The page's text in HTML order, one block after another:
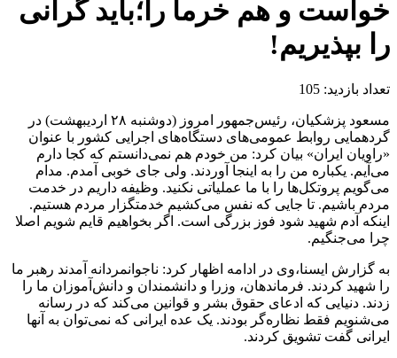
خواست و هم خرما را؛باید گرانی
را بپذیریم!
تعداد بازدید: 105
مسعود پزشکیان، رئیس‌جمهور امروز (دوشنبه ۲۸ اردیبهشت) در
گردهمایی روابط عمومی‌های دستگاه‌های اجرایی کشور با عنوان
«راویان ایران» بیان کرد: من خودم هم نمی‌دانستم که کجا دارم
می‌آیم. یکباره من را به اینجا آوردند. ولی جای خوبی آمدم. مدام
می‌گویم پروتکل‌ها را با ما عملیاتی نکنید. وظیفه داریم در خدمت
مردم باشیم. تا جایی که نفس می‌کشیم خدمتگزار مردم هستیم.
اینکه آدم شهید شود فوز بزرگی است. اگر بخواهیم قایم شویم اصلا
چرا می‌جنگیم.
به گزارش ایسنا،وی در ادامه اظهار کرد: ناجوانمردانه آمدند رهبر ما
را شهید کردند. فرماندهان، وزرا و دانشمندان و دانش‌آموزان ما را
زدند. دنیایی که ادعای حقوق بشر و قوانین می‌کند که در رسانه
می‌شنویم فقط نظاره‌گر بودند. یک عده ایرانی که نمی‌توان به آنها
ایرانی گفت تشویق کردند.